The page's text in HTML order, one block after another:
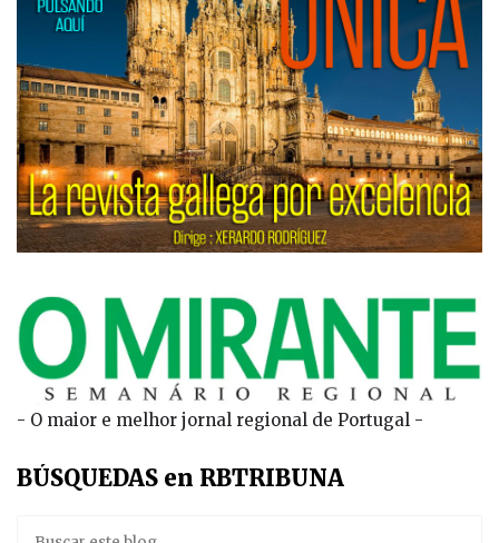
- O maior e melhor jornal regional de Portugal -
BÚSQUEDAS en RBTRIBUNA